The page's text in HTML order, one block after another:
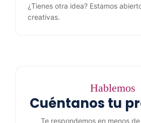
¿Tienes otra idea? Estamos
creativas.
Hablemos
Cuéntanos tu
Te respondemos en menos